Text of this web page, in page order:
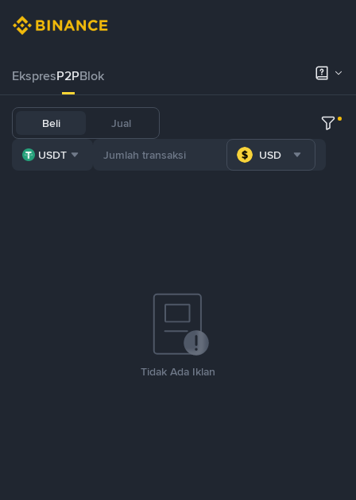
EkspresP2PBlok
Beli Jual
USDT USD
Tidak Ada Iklan